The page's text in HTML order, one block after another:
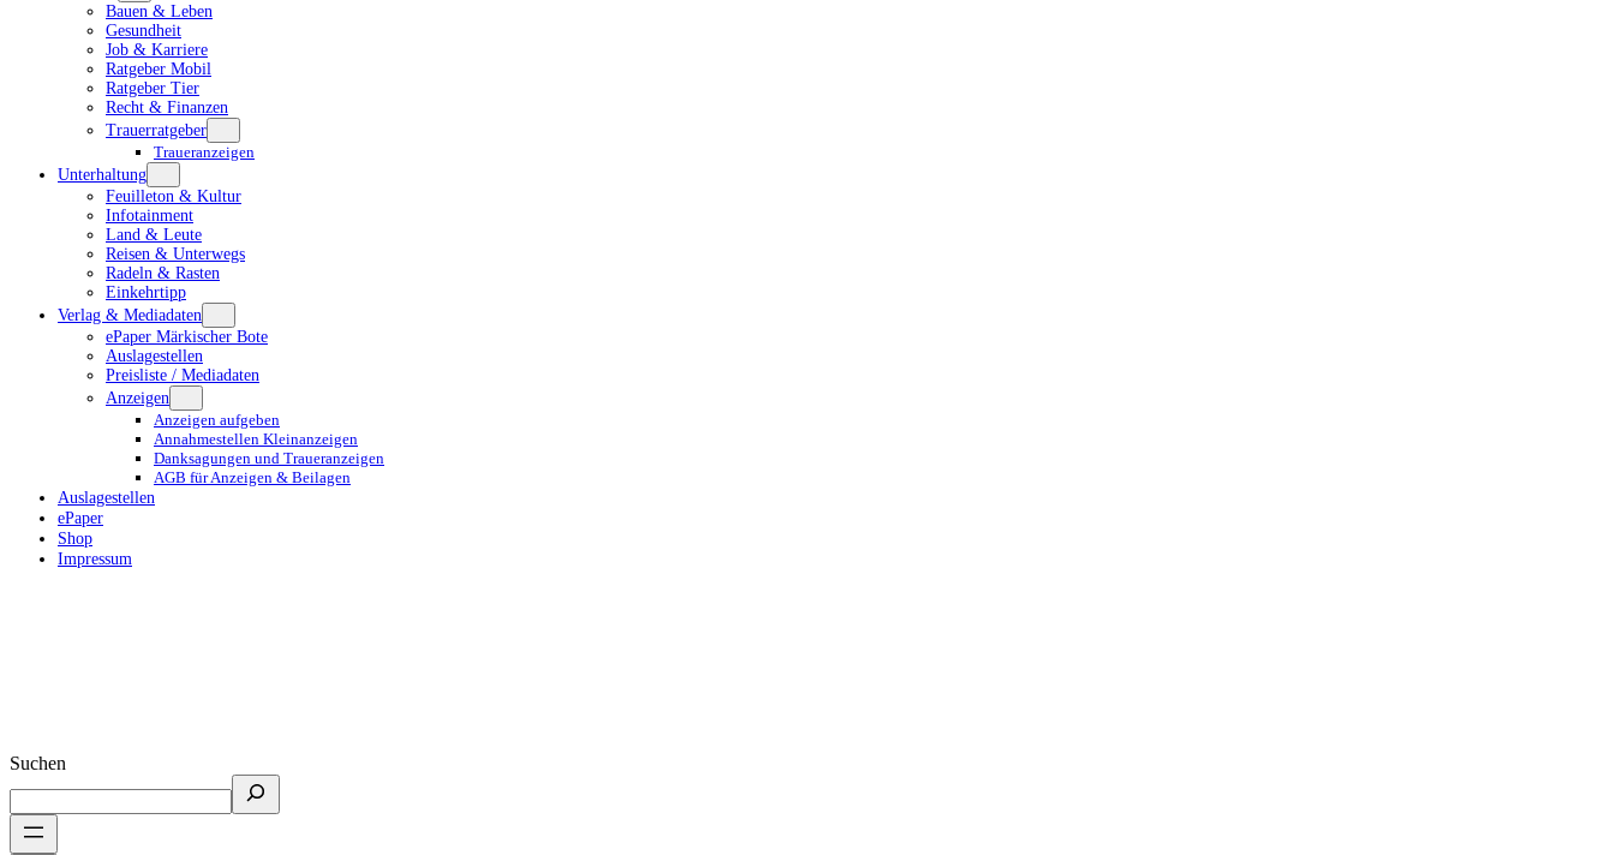
Bauen & Leben
Gesundheit
Job & Karriere
Ratgeber Mobil
Ratgeber Tier
Recht & Finanzen
Trauerratgeber
Traueranzeigen
Unterhaltung
Feuilleton & Kultur
Infotainment
Land & Leute
Reisen & Unterwegs
Radeln & Rasten
Einkehrtipp
Verlag & Mediadaten
ePaper Märkischer Bote
Auslagestellen
Preisliste / Mediadaten
Anzeigen
Anzeigen aufgeben
Annahmestellen Kleinanzeigen
Danksagungen und Traueranzeigen
AGB für Anzeigen & Beilagen
Auslagestellen
ePaper
Shop
Impressum
Suchen